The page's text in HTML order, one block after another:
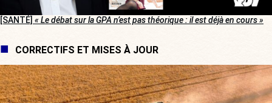
[SANTÉ] « Le débat sur la GPA n’est pas théorique : il est déjà en cours »
CORRECTIFS ET MISES À JOUR